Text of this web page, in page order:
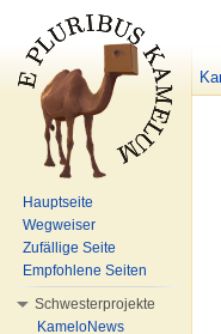
Hauptseite
Wegweiser
Zufällige Seite
Empfohlene Seiten
Schwesterprojekte
KameloNews